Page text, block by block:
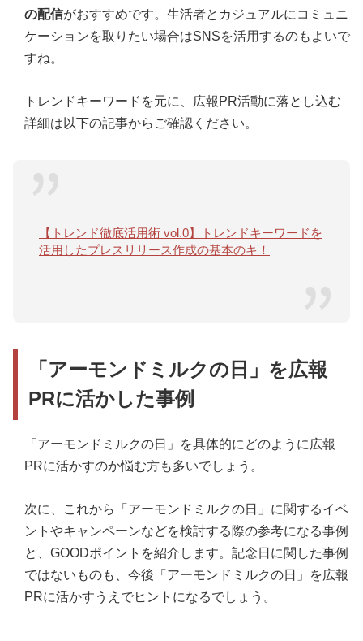
の配信がおすすめです。生活者とカジュアルにコミュニ
ケーションを取りたい場合はSNSを活用するのもよいで
すね。
トレンドキーワードを元に、広報PR活動に落とし込む
詳細は以下の記事からご確認ください。
【トレンド徹底活用術 vol.0】トレンドキーワードを
活用したプレスリリース作成の基本のキ！
「アーモンドミルクの日」を広報
PRに活かした事例
「アーモンドミルクの日」を具体的にどのように広報
PRに活かすのか悩む方も多いでしょう。
次に、これから「アーモンドミルクの日」に関するイベ
ントやキャンペーンなどを検討する際の参考になる事例
と、GOODポイントを紹介します。記念日に関した事例
ではないものも、今後「アーモンドミルクの日」を広報
PRに活かすうえでヒントになるでしょう。